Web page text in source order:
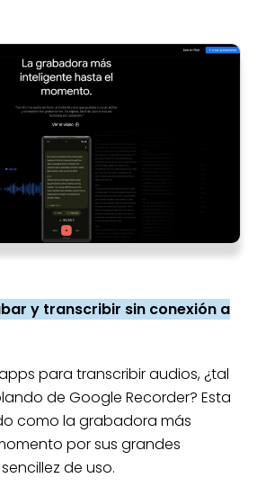
y transcribir sin conexión a
para transcribir audios, ¿tal
de Google Recorder? Esta
como la grabadora más
por sus grandes
de uso.